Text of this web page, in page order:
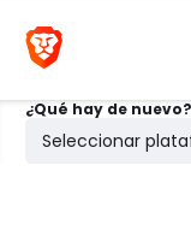
¿Qué hay de nuevo?
Seleccionar
iOS
Android
Escritorio
Búsqueda